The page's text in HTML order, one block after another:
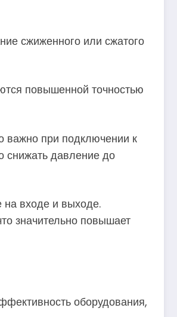
сжиженного или сжатого
повышенной точностью
важно при подключении к
снижать давление до
входе и выходе.
значительно повышает
оборудования,